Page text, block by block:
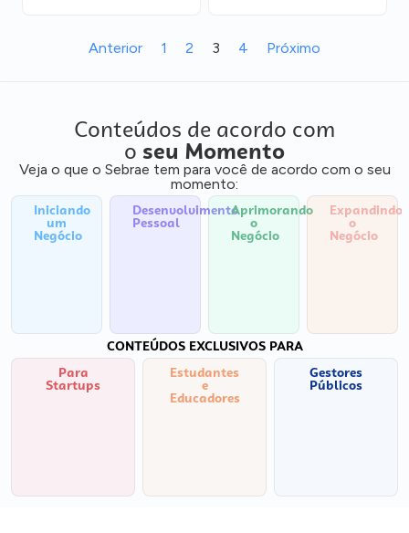
Anterior 1 2 3 4 Próximo
Conteúdos de acordo com
o seu Momento
Veja o que o Sebrae tem para você de acordo com o seu
momento:
Iniciando
um
Negócio
Desenvolvimento
Pessoal
Aprimorando
o
Negócio
Expandindo
o
Negócio
CONTEÚDOS EXCLUSIVOS PARA
Para
Startups
Estudantes
e
Educadores
Gestores
Públicos